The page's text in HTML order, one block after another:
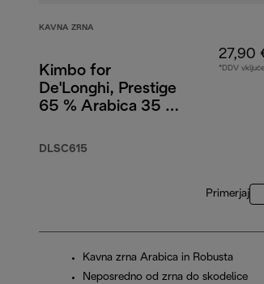
KAVNA ZRNA
Kimbo for
De'Longhi, Prestige
65 % Arabica 35 %
DLSC615
27,90
*DDV
Primerjaj
Kavna zrna Arabica in Robusta
Neposredno od zrna do skodelice